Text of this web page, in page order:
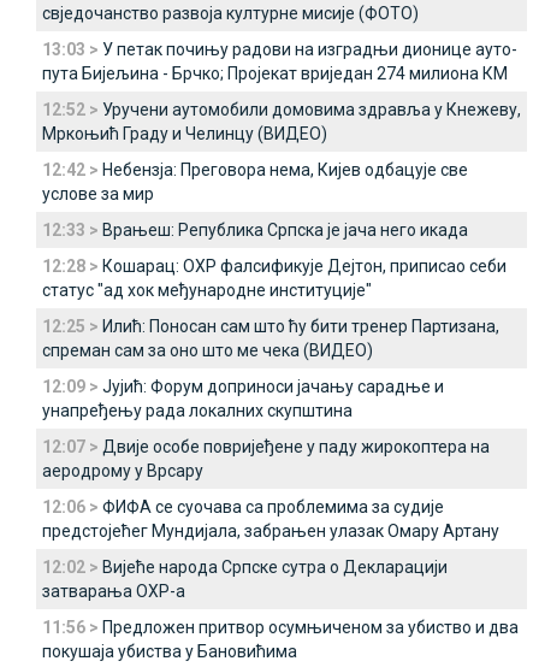
свједочанство развоја културне мисије (ФОТО)
13:03 > У петак почињу радови на изградњи дионице ауто-
пута Бијељина - Брчко; Пројекат вриједан 274 милиона КМ
12:52 > Уручени аутомобили домовима здравља у Кнежеву,
Мркоњић Граду и Челинцу (ВИДЕО)
12:42 > Небензја: Преговора нема, Кијев одбацује све
услове за мир
12:33 > Врањеш: Република Српска је јача него икада
12:28 > Кошарац: ОХР фалсификује Дејтон, приписао себи
статус "ад хок међународне институције"
12:25 > Илић: Поносан сам што ћу бити тренер Партизана,
спреман сам за оно што ме чека (ВИДЕО)
12:09 > Јујић: Форум доприноси јачању сарадње и
унапређењу рада локалних скупштина
12:07 > Двије особе повријеђене у паду жирокоптера на
аеродрому у Врсару
12:06 > ФИФА се суочава са проблемима за судије
предстојећег Мундијала, забрањен улазак Омару Артану
12:02 > Вијеће народа Српске сутра о Декларацији
затварања ОХР-а
11:56 > Предложен притвор осумњиченом за убиство и два
покушаја убиства у Бановићима